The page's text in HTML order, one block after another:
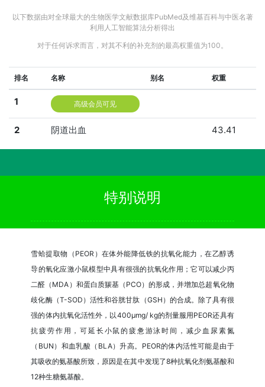
以下数据由对全球最大的生物医学文献数据库PubMed及维基百科与中医名著
利用人工智能算法分析得出
对于任何诉求而言，对其不利的补充剂的最高权重值为100。
排名 名称 别名 权重
1 高级会员可见
2 阴道出血 43.41
特别说明
雪蛤提取物（PEOR）在体外能降低铁的抗氧化能力，在乙醇诱
导的氧化应激小鼠模型中具有很强的抗氧化作用；它可以减少丙
二醛（MDA）和蛋白质羰基（PCO）的形成，并增加总超氧化物
歧化酶（T-SOD）活性和谷胱甘肽（GSH）的合成。除了具有很
强的体内抗氧化活性外，以400μmg/ kg的剂量服用PEOR还具有
抗疲劳作用，可延长小鼠的疲惫游泳时间，减少血尿素氮
（BUN）和血乳酸（BLA）升高。PEOR的体内活性可能是由于
其吸收的氨基酸所致，原因是在其中发现了8种抗氧化剂氨基酸和
12种生糖氨基酸。